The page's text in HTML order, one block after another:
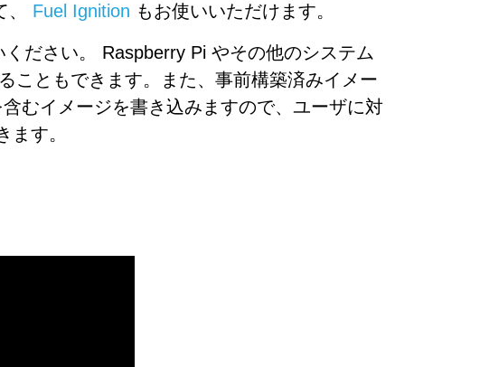
、 Fuel Ignition もお使いいただけます。
ください。 Raspberry Pi やその他のシステム
こともできます。また、事前構築済みイメー
むイメージを書き込みますので、ユーザに対
す。